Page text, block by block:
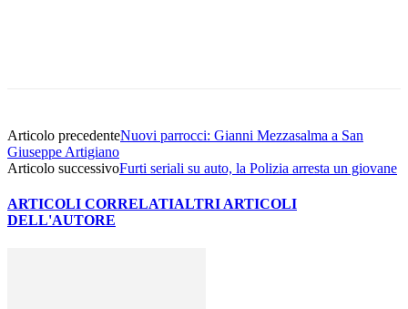
Articolo precedenteNuovi parrocci: Gianni Mezzasalma a San
Giuseppe Artigiano
Articolo successivoFurti seriali su auto, la Polizia arresta un giovane
ARTICOLI CORRELATIALTRI ARTICOLI
DELL'AUTORE